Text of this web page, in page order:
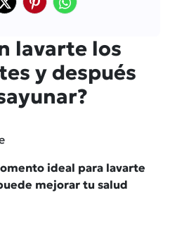
lavarte los
y después
ideal para lavarte
mejorar tu salud